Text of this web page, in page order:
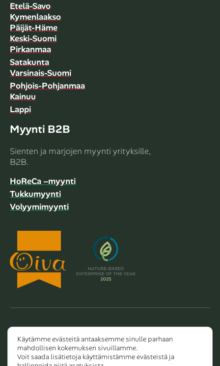
Etelä-Savo
Kymenlaakso
Päijät-Häme
Keski-Suomi
Pirkanmaa
Satakunta
Varsinais-Suomi
Pohjois-Pohjanmaa
Kainuu
Lappi
Myynti B2B
Sienten ja marjojen myynti yrityksille,
B2B.
HoReCa –myynti
Tukkumyynti
Volyymimyynti
Copyright 2026 Dalla Valle Oy
Tietosuojaseloste
Käytämme evästeitä antaaksemme sinulle parhaan
mahdollisen kokemuksen sivuillamme.
Voit saada lisätietoja käyttämistämme evästeistä ja